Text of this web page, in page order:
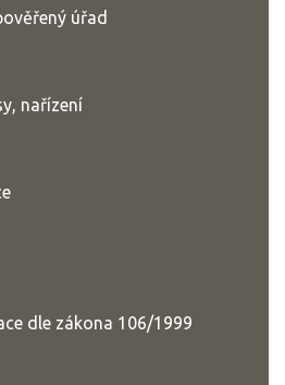
úřad
nařízení
dle zákona 106/1999